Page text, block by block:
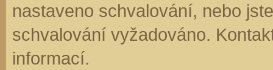
nastaveno schvalování, nebo
schvalování vyžadováno.
informací.